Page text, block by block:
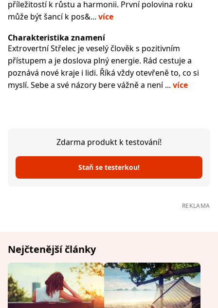
příležitostí k růstu a harmonii. První polovina roku
může být šancí k pos&... více
Charakteristika znamení
Extrovertní Střelec je veselý člověk s pozitivním
přístupem a je doslova plný energie. Rád cestuje a
poznává nové kraje i lidi. Říká vždy otevřeně to, co si
myslí. Sebe a své názory bere vážně a není ... více
Zdarma produkt k testování!
Staň se testerkou!
REKLAMA
Nejčtenější články